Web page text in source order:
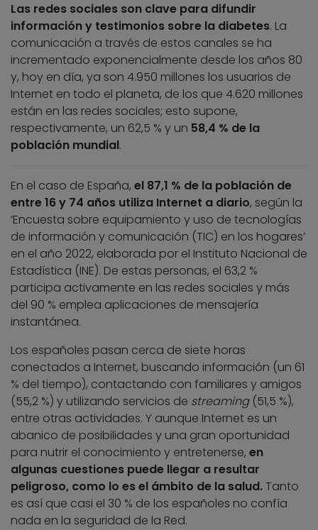
Las redes sociales son clave para difundir
información y testimonios sobre la diabetes. La
comunicación a través de estos canales se ha
incrementado exponencialmente desde los años 80
y, hoy en día, ya son 4.950 millones los usuarios de
Internet en todo el planeta, de los que 4.620 millones
están en las redes sociales; esto supone,
respectivamente, un 62,5 % y un 58,4 % de la
población mundial.
En el caso de España, el 87,1 % de la población de
entre 16 y 74 años utiliza Internet a diario, según la
‘Encuesta sobre equipamiento y uso de tecnologías
de información y comunicación (TIC) en los hogares’
en el año 2022, elaborada por el Instituto Nacional de
Estadística (INE). De estas personas, el 63,2 %
participa activamente en las redes sociales y más
del 90 % emplea aplicaciones de mensajería
instantánea.
Los españoles pasan cerca de siete horas
conectados a Internet, buscando información (un 61
% del tiempo), contactando con familiares y amigos
(55,2 %) y utilizando servicios de streaming (51,5 %),
entre otras actividades. Y aunque Internet es un
abanico de posibilidades y una gran oportunidad
para nutrir el conocimiento y entretenerse, en
algunas cuestiones puede llegar a resultar
peligroso, como lo es el ámbito de la salud.Tanto
es así que casi el 30 % de los españoles no confía
nada en la seguridad de la Red.